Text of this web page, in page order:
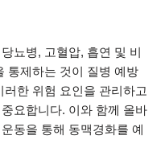
뇨병, 고혈압, 흡연 및 비
통제하는 것이 질병 예방
한 위험 요인을 관리하고
요합니다. 이와 함께 올바
동을 통해 동맥경화를 예